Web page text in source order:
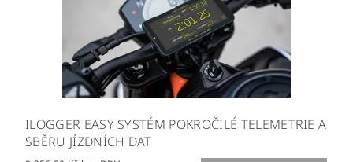
ILOGGER EASY SYSTÉM POKROČILÉ TELEMETRIE A
SBĚRU JÍZDNÍCH DAT